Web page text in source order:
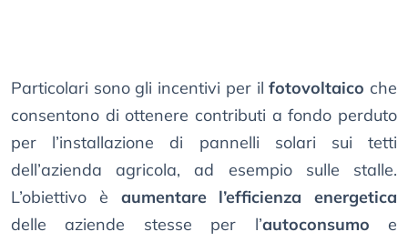
Particolari sono gli incentivi per ilfotovoltaico che
consentono di ottenere contributi a fondo perduto
per l’installazione di pannelli solari sui tetti
dell’azienda agricola, ad esempio sulle stalle.
L’obiettivo è aumentare l’efficienza energetica
delle aziende stesse per l’autoconsumo e